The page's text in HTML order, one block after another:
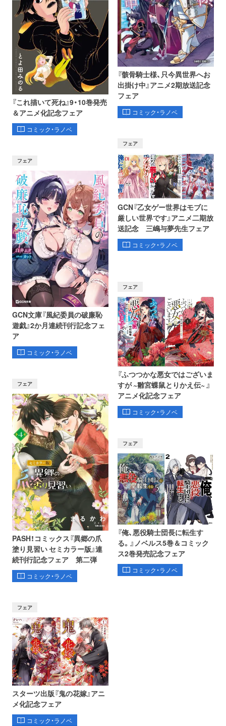
『これ描いて死ね』9・10巻発売
＆アニメ化記念フェア
コミック・ラノベ
『骸骨騎士様、只今異世界へお
出掛け中』アニメ2期放送記念
フェア
コミック・ラノベ
フェア
GCN文庫『風紀委員の破廉恥
遊戯』2か月連続刊行記念フェ
ア
コミック・ラノベ
フェア
GCN『乙女ゲー世界はモブに
厳しい世界です』アニメ二期放
送記念 三嶋与夢先生フェア
コミック・ラノベ
フェア
PASH！コミックス『異郷の爪
塗り見習い セミカラー版』連
続刊行記念フェア 第二弾
コミック・ラノベ
フェア
『ふつつかな悪女ではございま
すが ~雛宮蝶鼠とりかえ伝~ 』
アニメ化記念フェア
コミック・ラノベ
フェア
スターツ出版『鬼の花嫁』アニ
メ化記念フェア
コミック・ラノベ
フェア
『俺、悪役騎士団長に転生す
る。』ノベルス5巻＆コミック
ス2巻発売記念フェア
コミック・ラノベ